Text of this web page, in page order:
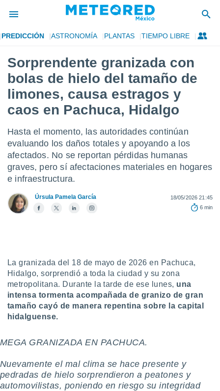
de
ha sido
para
la
que se
a este
las
y
forma
digital
basada
seguir
contenido
coste.
botón
la
sean
nuestros
nos
ACEPTAR
CONTINUAR
PREDICCIÓN ASTRONOMÍA PLANTAS TIEMPO LIBRE
Sorprendente granizada con
bolas de hielo del tamaño de
limones, causa estragos y
caos en Pachuca, Hidalgo
Hasta el momento, las autoridades continúan
evaluando los daños totales y apoyando a los
afectados. No se reportan pérdidas humanas
graves, pero sí afectaciones materiales en hogares
e infraestructura.
Úrsula Pamela García
18/05/2026 21:45
6 min
La granizada del 18 de mayo de 2026 en Pachuca,
Hidalgo, sorprendió a toda la ciudad y su zona
metropolitana. Durante la tarde de ese lunes, una
intensa tormenta acompañada de granizo de gran
tamaño cayó de manera repentina sobre la capital
hidalguense.
MEGA GRANIZADA EN PACHUCA.
Nuevamente el mal clima se hace presente y
pedradas de hielo sorprendieron a peatones y
automovilistas, poniendo en riesgo su integridad